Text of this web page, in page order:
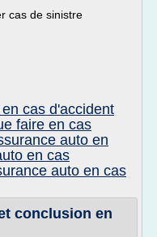
cas de sinistre
cas d'accident
faire en cas
auto en
en cas
auto en cas
conclusion en